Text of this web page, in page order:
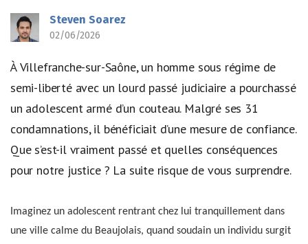
Steven Soarez
02/06/2026
À Villefranche-sur-Saône, un homme sous régime de
semi-liberté avec un lourd passé judiciaire a pourchassé
un adolescent armé d’un couteau. Malgré ses 31
condamnations, il bénéficiait d’une mesure de confiance.
Que s’est-il vraiment passé et quelles conséquences
pour notre justice ? La suite risque de vous surprendre.
Imaginez un adolescent rentrant chez lui tranquillement dans
une ville calme du Beaujolais, quand soudain un individu surgit